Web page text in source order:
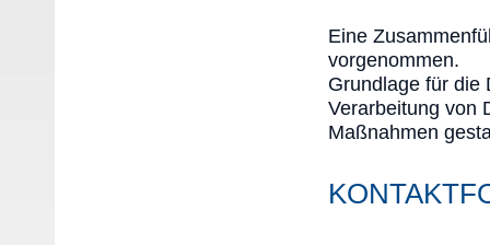
Eine
vorgenommen.
Grundlage für die
Verarbeitung von
Maßnahmen